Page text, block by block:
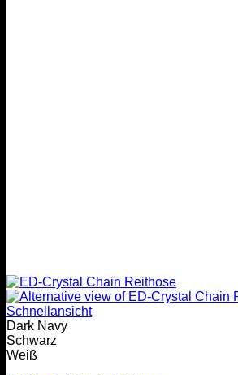
Schnellansicht
Dark Navy
Schwarz
Weiß